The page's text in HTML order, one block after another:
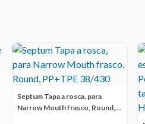
Septum Tapa a rosca, para
Narrow Mouth frasco, Round,